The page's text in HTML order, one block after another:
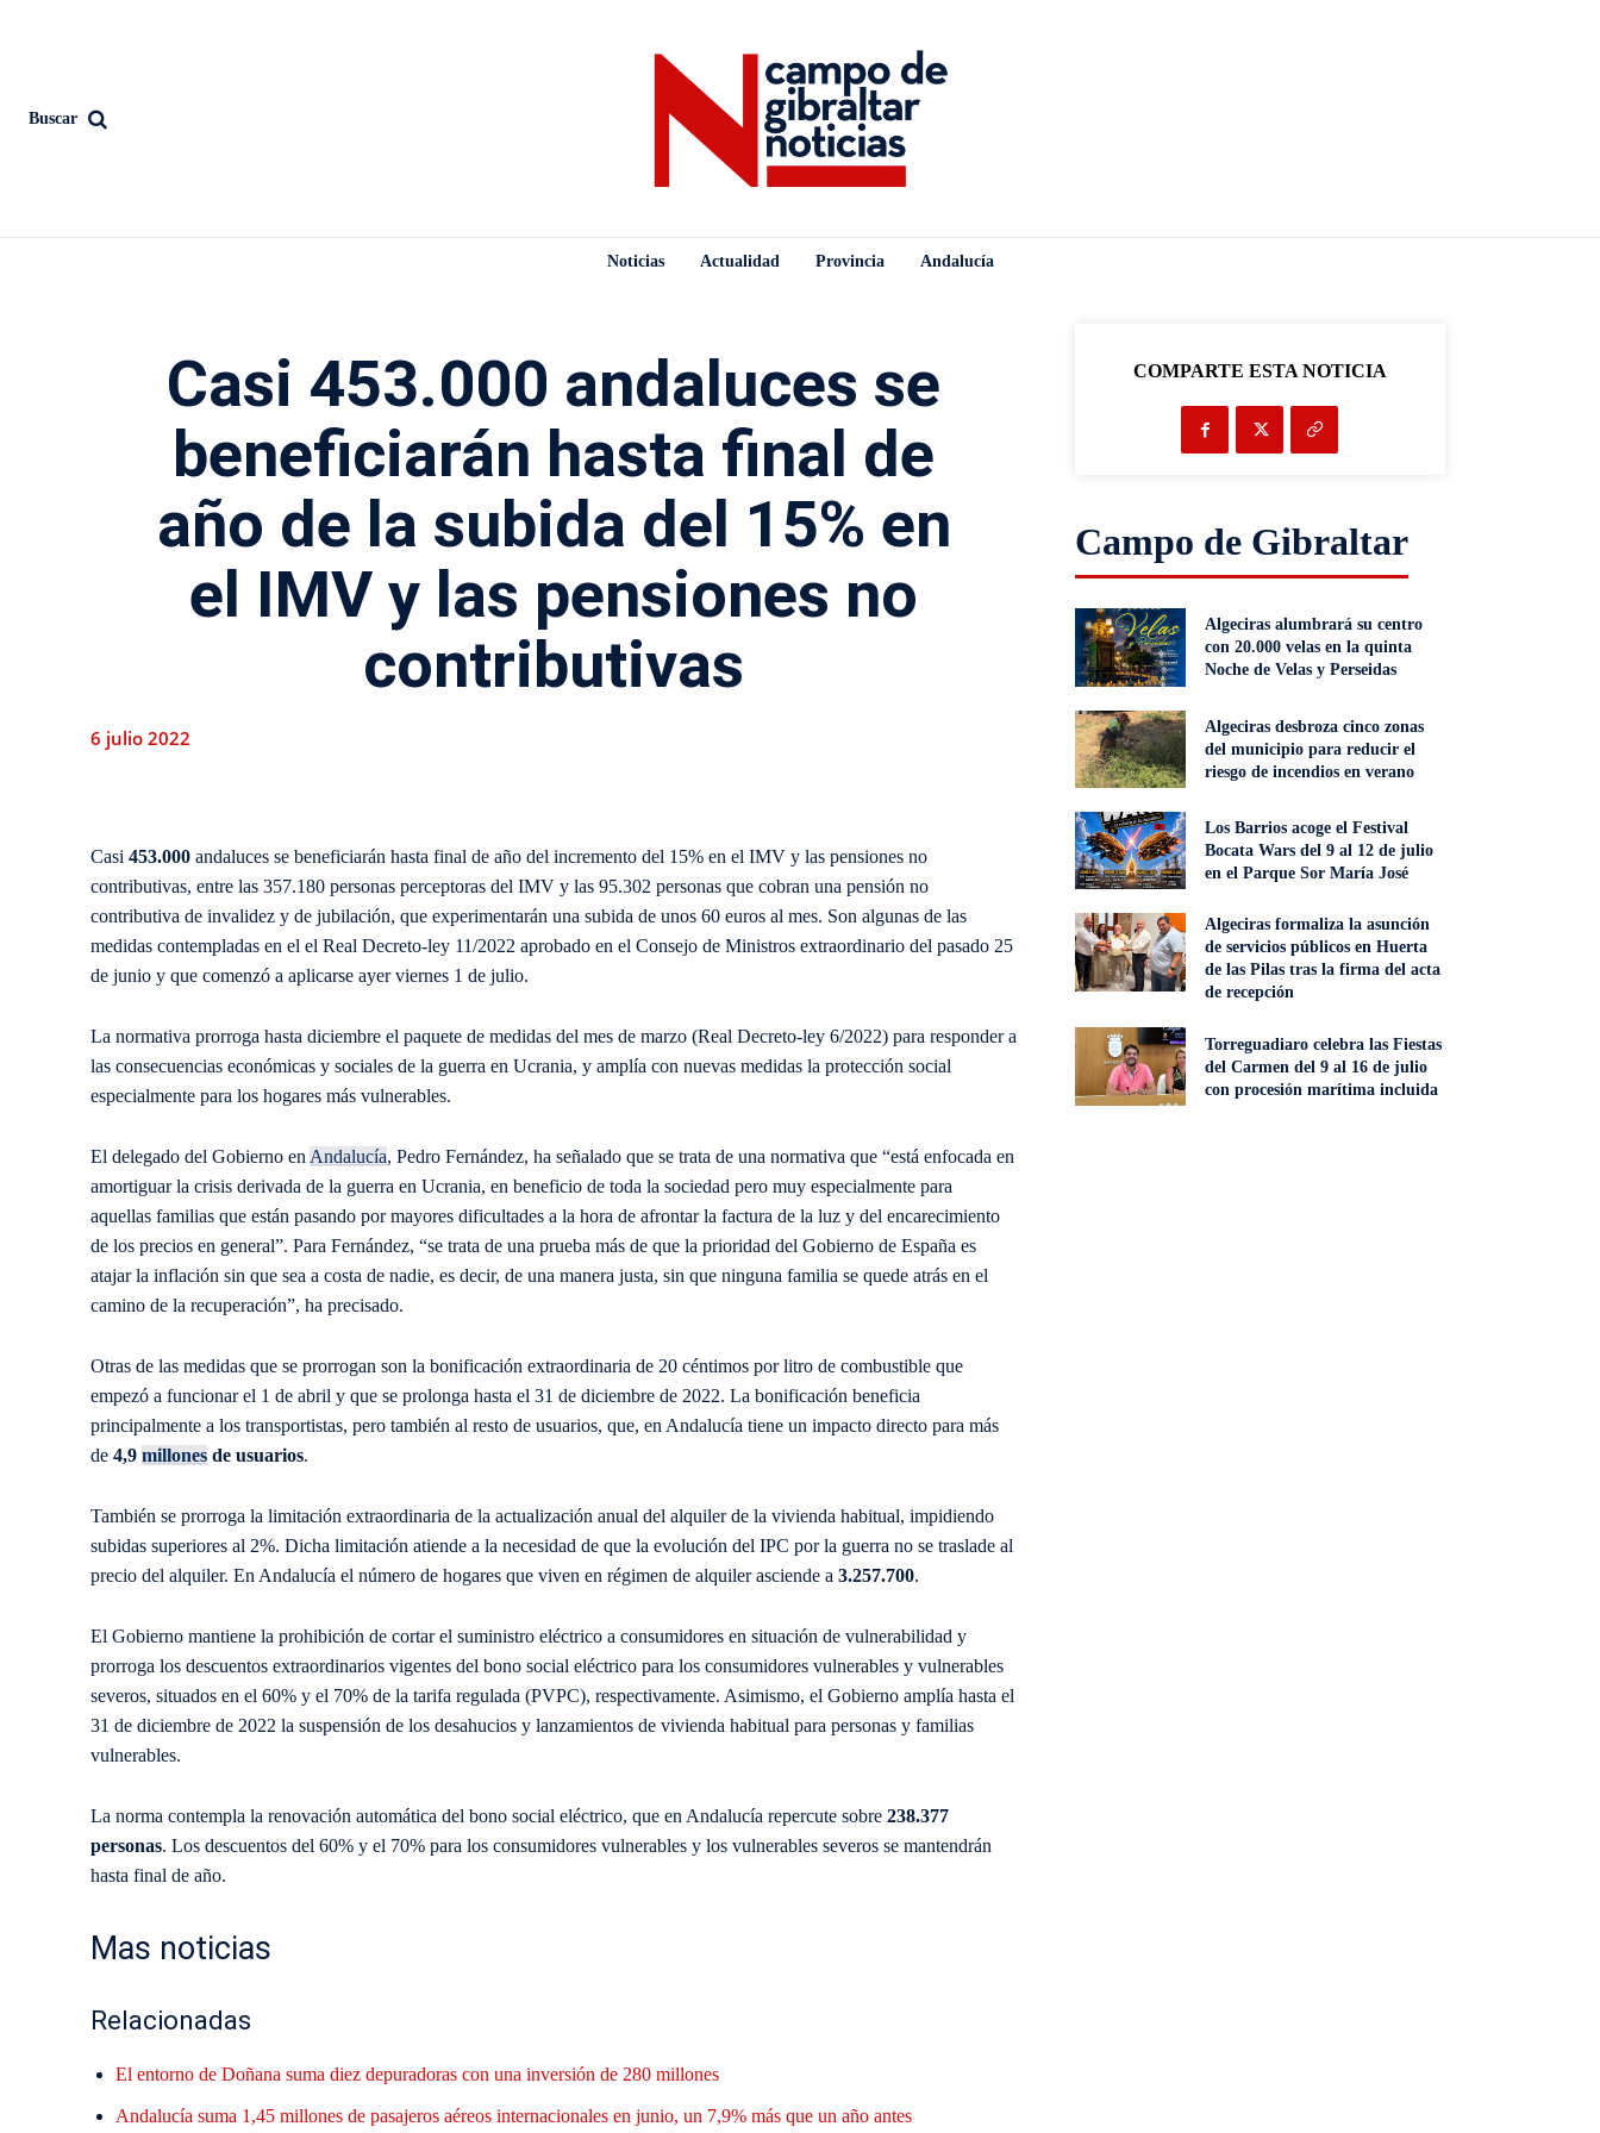
Buscar
Noticias Actualidad Provincia Andalucía
Casi 453.000 andaluces se
beneficiarán hasta final de
año de la subida del 15% en
el IMV y las pensiones no
contributivas
6 julio 2022
Casi 453.000 andaluces se beneficiarán hasta final de año del incremento del 15% en el IMV y las pensiones no
contributivas, entre las 357.180 personas perceptoras del IMV y las 95.302 personas que cobran una pensión no
contributiva de invalidez y de jubilación, que experimentarán una subida de unos 60 euros al mes. Son algunas de las
medidas contempladas en el el Real Decreto-ley 11/2022 aprobado en el Consejo de Ministros extraordinario del pasado 25
de junio y que comenzó a aplicarse ayer viernes 1 de julio.
La normativa prorroga hasta diciembre el paquete de medidas del mes de marzo (Real Decreto-ley 6/2022) para responder a
las consecuencias económicas y sociales de la guerra en Ucrania, y amplía con nuevas medidas la protección social
especialmente para los hogares más vulnerables.
El delegado del Gobierno en Andalucía, Pedro Fernández, ha señalado que se trata de una normativa que “está enfocada en
amortiguar la crisis derivada de la guerra en Ucrania, en beneficio de toda la sociedad pero muy especialmente para
aquellas familias que están pasando por mayores dificultades a la hora de afrontar la factura de la luz y del encarecimiento
de los precios en general”. Para Fernández, “se trata de una prueba más de que la prioridad del Gobierno de España es
atajar la inflación sin que sea a costa de nadie, es decir, de una manera justa, sin que ninguna familia se quede atrás en el
camino de la recuperación”, ha precisado.
Otras de las medidas que se prorrogan son la bonificación extraordinaria de 20 céntimos por litro de combustible que
empezó a funcionar el 1 de abril y que se prolonga hasta el 31 de diciembre de 2022. La bonificación beneficia
principalmente a los transportistas, pero también al resto de usuarios, que, en Andalucía tiene un impacto directo para más
de 4,9 millones de usuarios.
También se prorroga la limitación extraordinaria de la actualización anual del alquiler de la vivienda habitual, impidiendo
subidas superiores al 2%. Dicha limitación atiende a la necesidad de que la evolución del IPC por la guerra no se traslade al
precio del alquiler. En Andalucía el número de hogares que viven en régimen de alquiler asciende a 3.257.700.
El Gobierno mantiene la prohibición de cortar el suministro eléctrico a consumidores en situación de vulnerabilidad y
prorroga los descuentos extraordinarios vigentes del bono social eléctrico para los consumidores vulnerables y vulnerables
severos, situados en el 60% y el 70% de la tarifa regulada (PVPC), respectivamente. Asimismo, el Gobierno amplía hasta el
31 de diciembre de 2022 la suspensión de los desahucios y lanzamientos de vivienda habitual para personas y familias
vulnerables.
La norma contempla la renovación automática del bono social eléctrico, que en Andalucía repercute sobre 238.377
personas. Los descuentos del 60% y el 70% para los consumidores vulnerables y los vulnerables severos se mantendrán
hasta final de año.
Mas noticias
Relacionadas
El entorno de Doñana suma diez depuradoras con una inversión de 280 millones
Andalucía suma 1,45 millones de pasajeros aéreos internacionales en junio, un 7,9% más que un año antes
COMPARTE ESTA NOTICIA
Campo de Gibraltar
Algeciras alumbrará su centro
con 20.000 velas en la quinta
Noche de Velas y Perseidas
Algeciras desbroza cinco zonas
del municipio para reducir el
riesgo de incendios en verano
Los Barrios acoge el Festival
Bocata Wars del 9 al 12 de julio
en el Parque Sor María José
Algeciras formaliza la asunción
de servicios públicos en Huerta
de las Pilas tras la firma del acta
de recepción
Torreguadiaro celebra las Fiestas
del Carmen del 9 al 16 de julio
con procesión marítima incluida